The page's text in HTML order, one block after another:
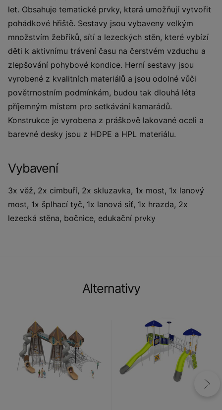
let. Obsahuje tematické prvky, která umožňují vytvořit
pohádkové hřiště. Sestavy jsou vybaveny velkým
množstvím žebříků, sítí a lezeckých stěn, které vybízí
děti k aktivnímu trávení času na čerstvém vzduchu a
zlepšování pohybové kondice. Herní sestavy jsou
vyrobené z kvalitních materiálů a jsou odolné vůči
povětrnostním podmínkám, budou tak dlouhá léta
příjemným místem pro setkávání kamarádů.
Konstrukce je vyrobena z práškově lakované oceli a
barevné desky jsou z HDPE a HPL materiálu.
Vybavení
3x věž, 2x cimbuří, 2x skluzavka, 1x most, 1x lanový
most, 1x šplhací tyč, 1x lanová síť, 1x hrazda, 2x
lezecká stěna, bočnice, edukační prvky
Alternativy